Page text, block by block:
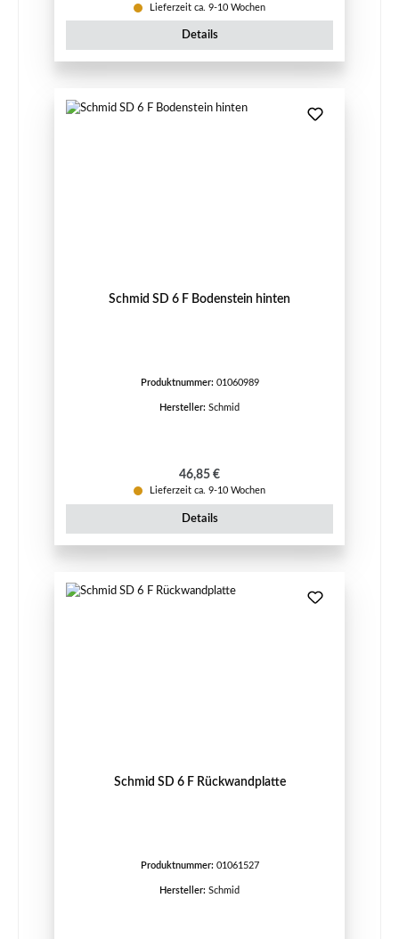
Lieferzeit ca. 9-10 Wochen
Details
Schmid SD 6 F Bodenstein hinten
Produktnummer: 01060989
Hersteller: Schmid
Regulärer Preis:
46,85 €
Lieferzeit ca. 9-10 Wochen
Details
Schmid SD 6 F Rückwandplatte
Produktnummer: 01061527
Hersteller: Schmid